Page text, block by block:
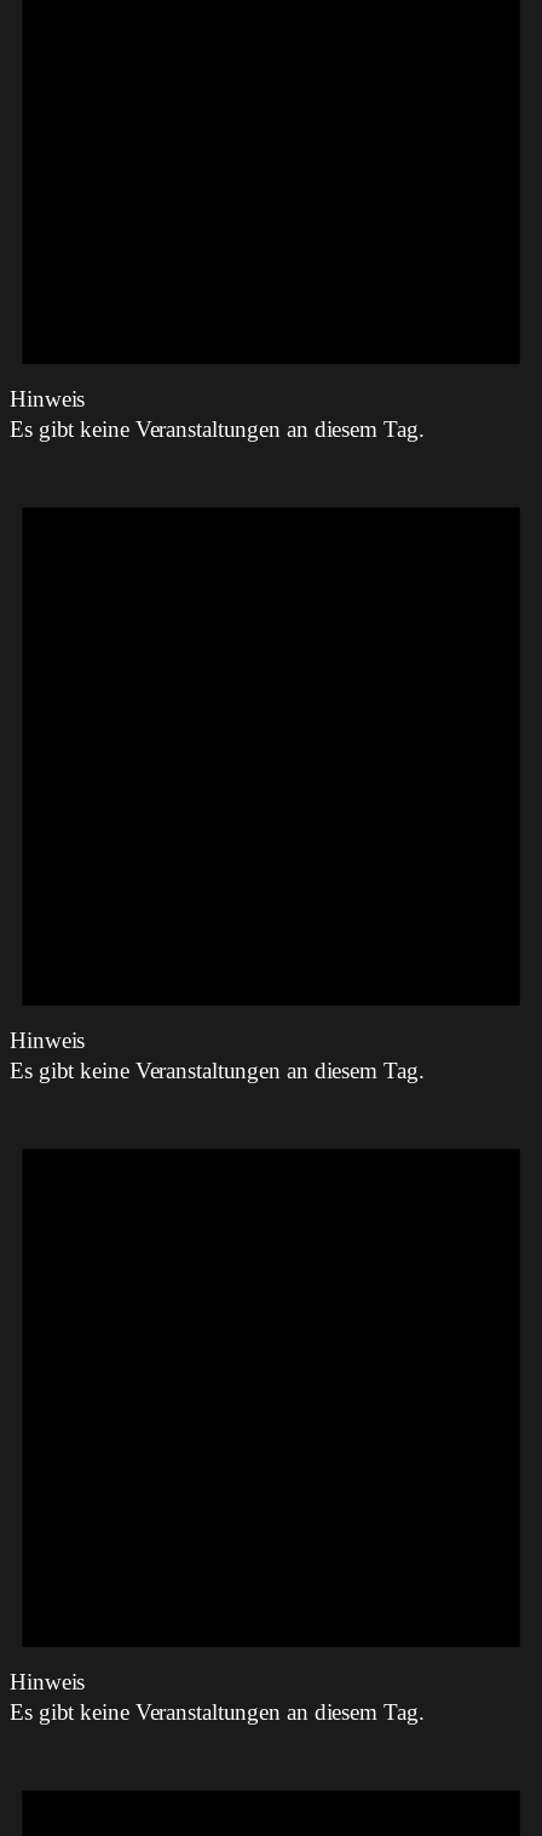
Hinweis
Es gibt keine Veranstaltungen an diesem Tag.
Hinweis
Es gibt keine Veranstaltungen an diesem Tag.
Hinweis
Es gibt keine Veranstaltungen an diesem Tag.